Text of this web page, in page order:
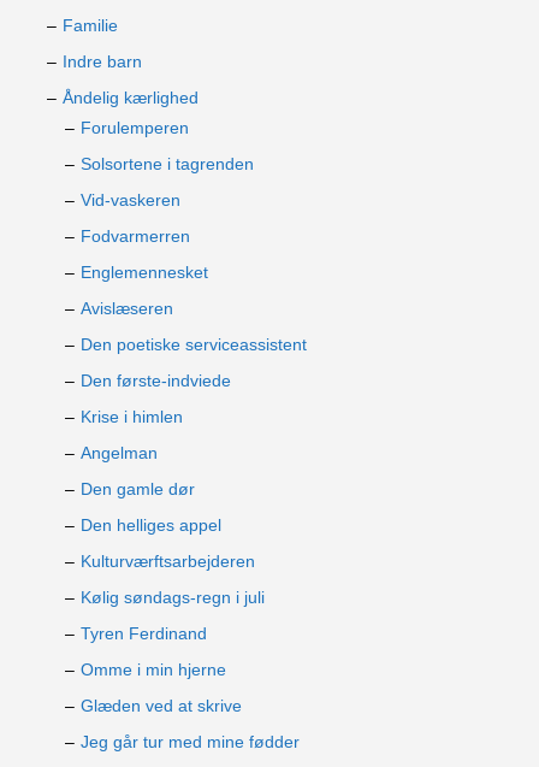
Familie
Indre barn
Åndelig kærlighed
Forulemperen
Solsortene i tagrenden
Vid-vaskeren
Fodvarmerren
Englemennesket
Avislæseren
Den poetiske serviceassistent
Den første-indviede
Krise i himlen
Angelman
Den gamle dør
Den helliges appel
Kulturværftsarbejderen
Kølig søndags-regn i juli
Tyren Ferdinand
Omme i min hjerne
Glæden ved at skrive
Jeg går tur med mine fødder